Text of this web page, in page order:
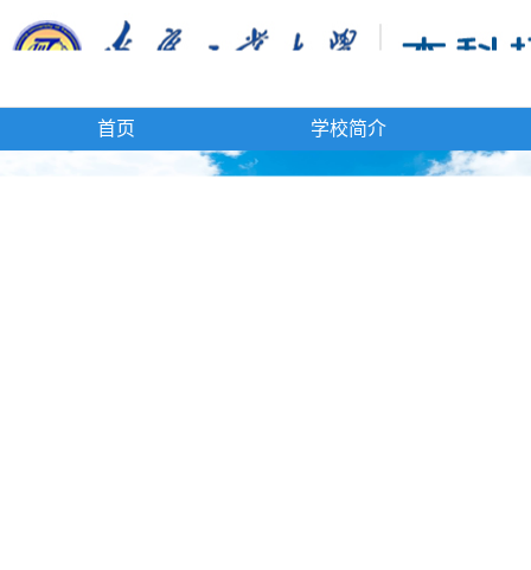
首页 学校简介